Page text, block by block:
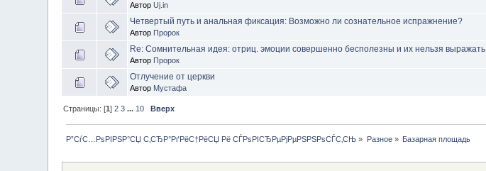
АвторUj.in
Четвертый путь и анальная фиксация: Возможно ли сознательное испражнение?
Автор Пророк
Re: Сомнительная идея: отриц. эмоции совершенно бесполезны и их нельзя выражать
Автор Пророк
Отлучение от церкви
Автор Мустафа
Страницы: [1]2 3 ...10 Вверх
Р”СѓС…РѕРІРЅР°СЏ С‚СЂР°РґРёС†РёСЏ Рё СЃРѕРІСЂРµРјРµРЅРЅРѕСЃС‚СЊ » Разное» Базарная площадь